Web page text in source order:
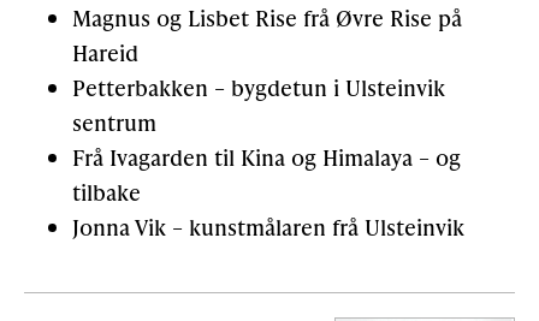
Magnus og Lisbet Rise frå Øvre Rise på
Hareid
Petterbakken – bygdetun i Ulsteinvik
sentrum
Frå Ivagarden til Kina og Himalaya – og
tilbake
Jonna Vik – kunstmålaren frå Ulsteinvik